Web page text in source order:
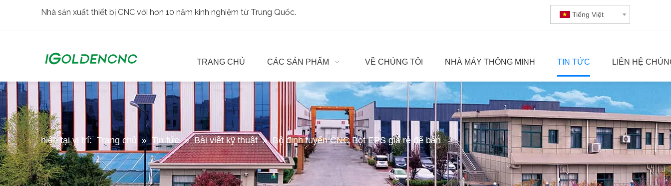
Nhà sản xuất thiết bị CNC với hơn 10 năm kinh nghiệm từ Trung Quốc. Tiếng Việt
TRANG CHỦ CÁC SẢN PHẨM VỀ CHÚNG TÔI NHÀ MÁY THÔNG MINH TIN TỨC LIÊN HỆ
hiện tại vị trí: Trang chủ » Tin tức » Bài viết kỹ thuật » Bộ định tuyến CNC Bọt EPS giá rẻ để bán